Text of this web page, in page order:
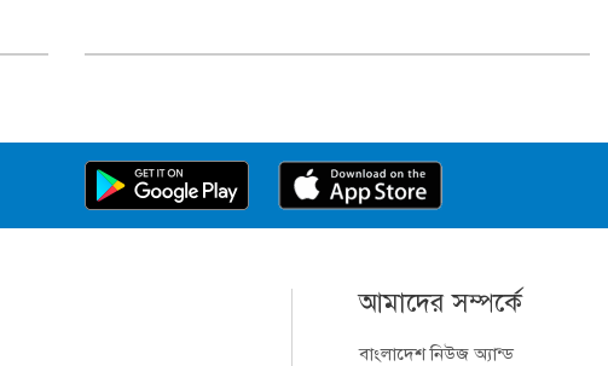
আমাদের সম্পর্কে
বাংলাদেশ নিউজ অ্যান্ড